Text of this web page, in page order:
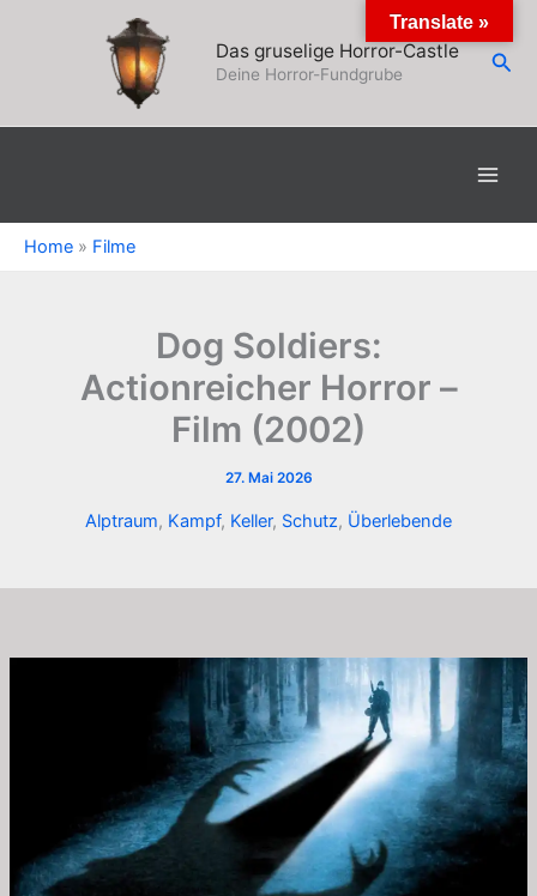
Das gruselige Horror-Castle
Deine Horror-Fundgrube
Home » Filme
Dog Soldiers:
Actionreicher Horror –
Film (2002)
27. Mai 2026
Alptraum, Kampf, Keller, Schutz, Überlebende
Translate »